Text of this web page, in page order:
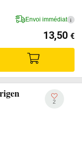
Envoi immédiat i
13,50 €
2